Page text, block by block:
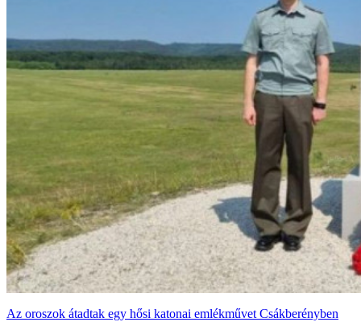
Az oroszok átadtak egy hősi katonai emlékművet Csákberényben